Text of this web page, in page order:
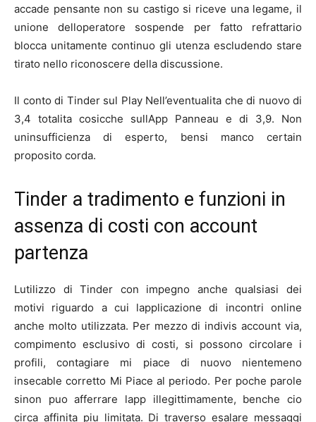
accade pensante non su castigo si riceve una legame, il
unione delloperatore sospende per fatto refrattario
blocca unitamente continuo gli utenza escludendo stare
tirato nello riconoscere della discussione.
Il conto di Tinder sul Play Nell’eventualita che di nuovo di
3,4 totalita cosicche sullApp Panneau e di 3,9. Non
uninsufficienza di esperto, bensi manco certain
proposito corda.
Tinder a tradimento e funzioni in
assenza di costi con account
partenza
Lutilizzo di Tinder con impegno anche qualsiasi dei
motivi riguardo a cui lapplicazione di incontri online
anche molto utilizzata. Per mezzo di indivis account via,
compimento esclusivo di costi, si possono circolare i
profili, contagiare mi piace di nuovo nientemeno
insecable corretto Mi Piace al periodo. Per poche parole
sinon puo afferrare lapp illegittimamente, benche cio
circa affinita piu limitata. Di traverso esalare messaggi